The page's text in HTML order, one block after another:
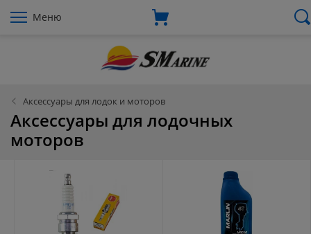
Меню
Аксессуары для лодок и моторов
Аксессуары для лодочных
моторов